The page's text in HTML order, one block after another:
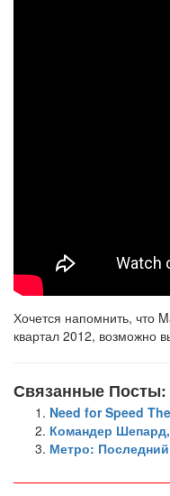
Хочется напомнить, что
квартал 2012, возможно
Связанные Посты:
Need for Speed
Командер
Метро: